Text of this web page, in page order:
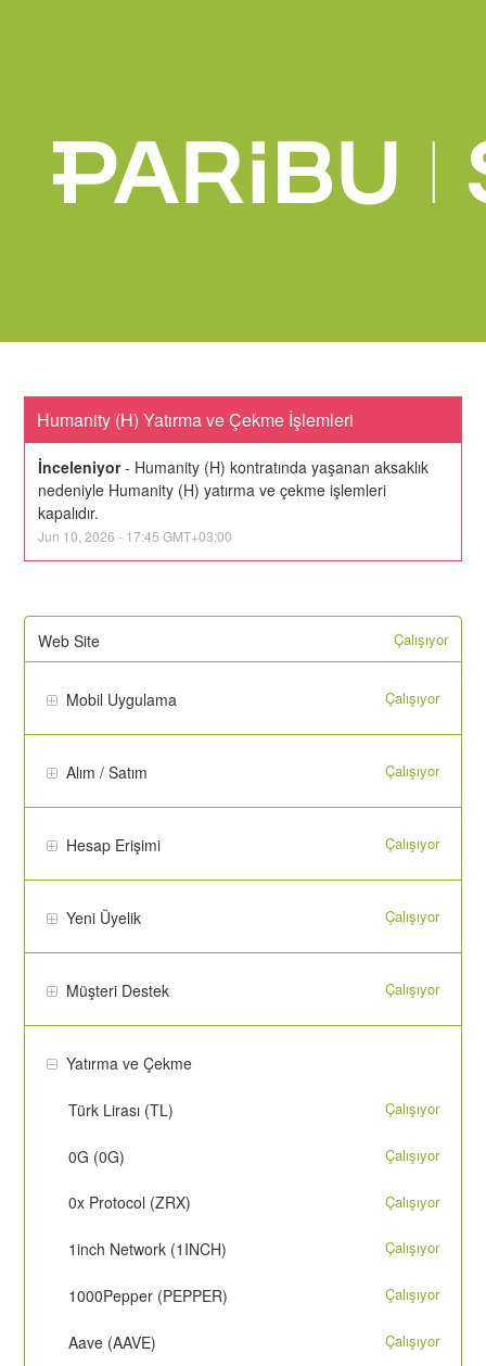
Humanity (H) Yatırma ve Çekme İşlemleri
İnceleniyor- Humanity (H) kontratında yaşanan aksaklık
nedeniyle Humanity (H) yatırma ve çekme işlemleri
kapalıdır.
Jun 10 ,2026 - 17:45 GMT+03:00
Web Site Çalışıyor
Mobil Uygulama Çalışıyor
Alım / Satım Çalışıyor
Hesap Erişimi Çalışıyor
Yeni Üyelik Çalışıyor
Müşteri Destek Çalışıyor
Yatırma ve Çekme
Türk Lirası (TL) Çalışıyor
0G (0G) Çalışıyor
0x Protocol (ZRX) Çalışıyor
1inch Network (1INCH) Çalışıyor
1000Pepper (PEPPER) Çalışıyor
Aave (AAVE) Çalışıyor